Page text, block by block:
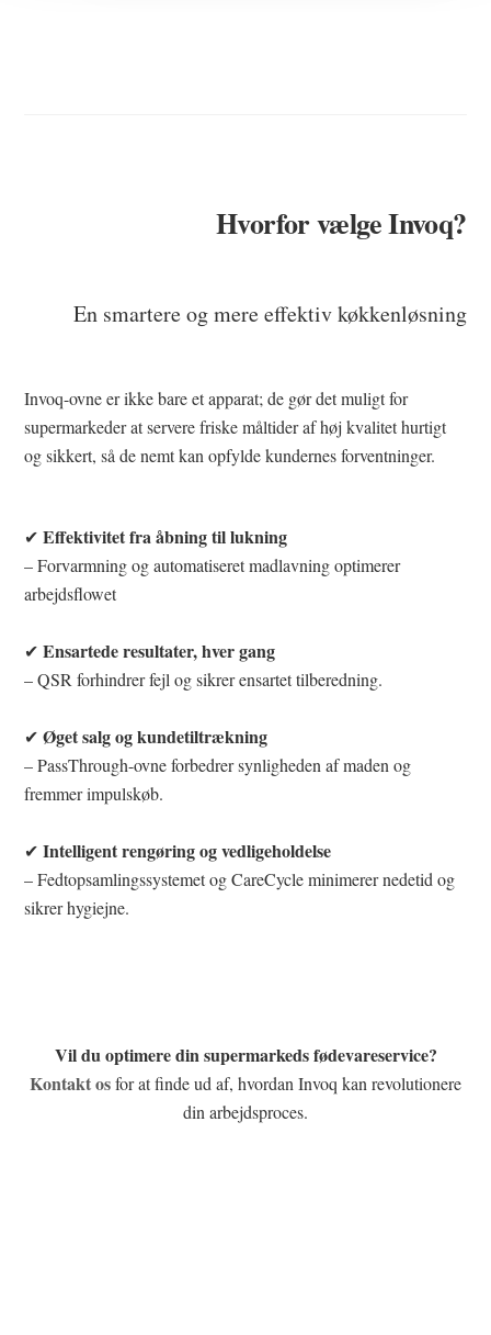
Hvorfor vælge Invoq?
En smartere og mere effektiv køkkenløsning
Invoq-ovne er ikke bare et apparat; de gør det muligt for
supermarkeder at servere friske måltider af høj kvalitet hurtigt
og sikkert, så de nemt kan opfylde kundernes forventninger.
✔Effektivitet fra åbning til lukning
– Forvarmning og automatiseret madlavning optimerer
arbejdsflowet
✔Ensartede resultater, hver gang
– QSR forhindrer fejl og sikrer ensartet tilberedning.
✔Øget salg og kundetiltrækning
– PassThrough-ovne forbedrer synligheden af maden og
fremmer impulskøb.
✔Intelligent rengøring og vedligeholdelse
– Fedtopsamlingssystemet og CareCycle minimerer nedetid og
sikrer hygiejne.
Vil du optimere din supermarkeds fødevareservice?
Kontakt osfor at finde ud af, hvordan Invoq kan revolutionere
din arbejdsproces.